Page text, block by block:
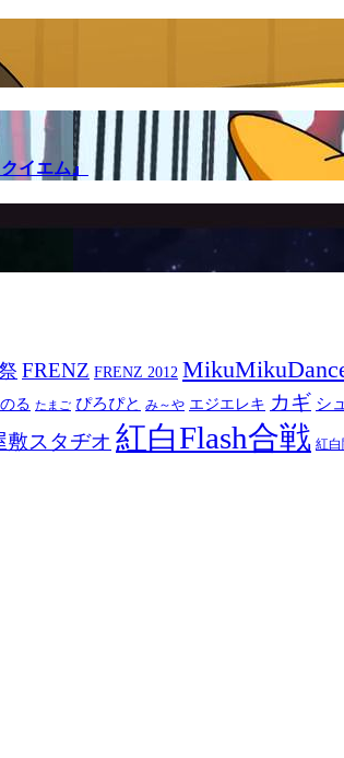
イエム』
FRENZ FRENZ 2012
る たまご ぴろぴと み～や エジエレキ カギ シ
敷スタヂオ 紅白Flash合戦 紅